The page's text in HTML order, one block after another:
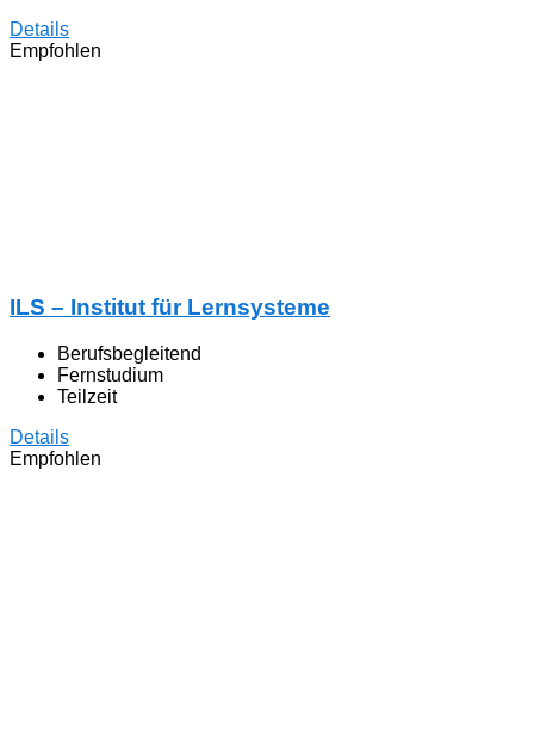
Details
Empfohlen
ILS – Institut für Lernsysteme
Berufsbegleitend
Fernstudium
Teilzeit
Details
Empfohlen